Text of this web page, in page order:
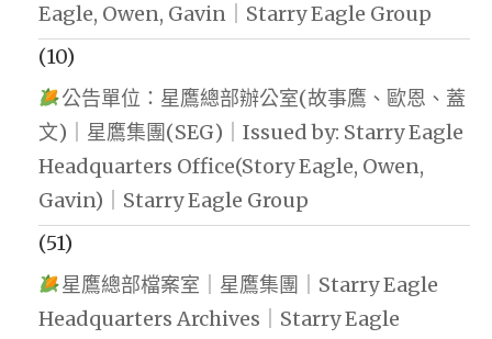
Eagle, Owen, Gavin｜Starry Eagle Group
(10)
公告單位：星鷹總部辦公室(故事鷹、歐恩、蓋
文)｜星鷹集團(SEG)｜Issued by: Starry Eagle
Headquarters Office(Story Eagle, Owen,
Gavin)｜Starry Eagle Group
(51)
星鷹總部檔案室｜星鷹集團｜Starry Eagle
Headquarters Archives｜Starry Eagle